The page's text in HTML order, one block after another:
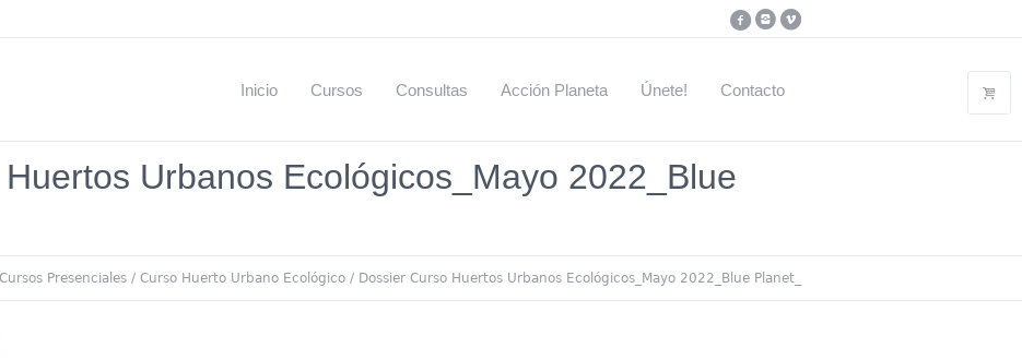
Inicio Cursos Consultas Acción Planeta Únete! Contacto
Urbanos Ecológicos_Mayo 2022_Blue
Cursos Presenciales / Curso Huerto Urbano Ecológico / Dossier Curso Huertos Urbanos Ecológicos_Mayo 2022_Blue Planet_